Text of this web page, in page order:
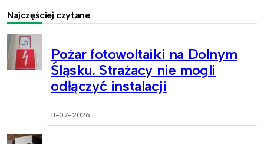
Najczęściej czytane
Pożar fotowoltaiki na Dolnym
Śląsku. Strażacy nie mogli
odłączyć instalacji
11-07-2026